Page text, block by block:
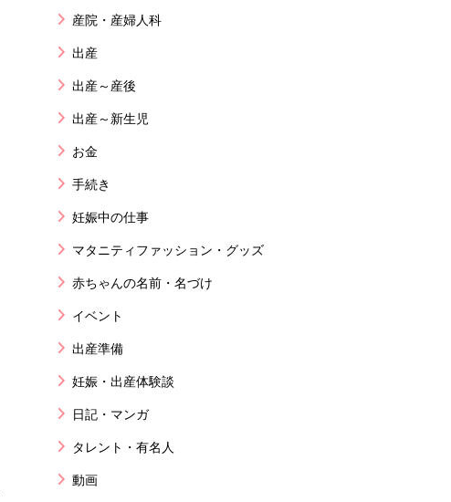
産院・産婦人科
出産
出産～産後
出産～新生児
お金
手続き
妊娠中の仕事
マタニティファッション・グッズ
赤ちゃんの名前・名づけ
イベント
出産準備
妊娠・出産体験談
日記・マンガ
タレント・有名人
動画